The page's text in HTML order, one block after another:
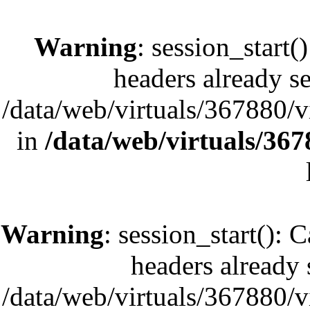
Warning:
headers already
/data/web/virtuals/
in /data/web/virtuals/
Warning: session_start():
headers
/data/web/virtuals/